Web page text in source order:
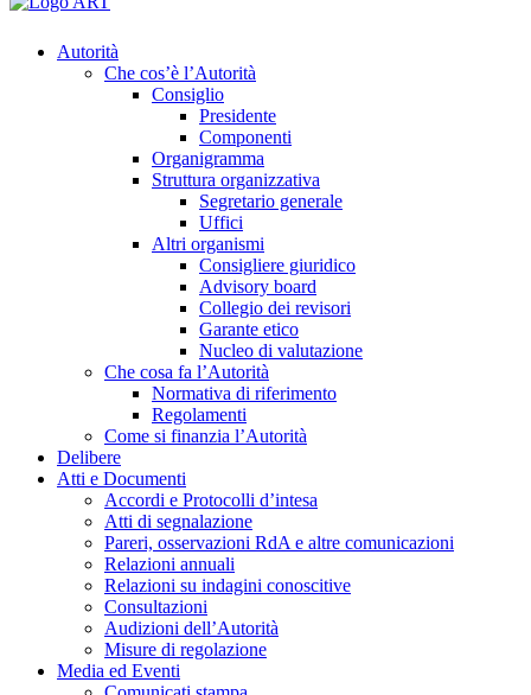
Autorità
Che cos’è l’Autorità
Consiglio
Presidente
Componenti
Organigramma
Struttura organizzativa
Segretario generale
Uffici
Altri organismi
Consigliere giuridico
Advisory board
Collegio dei revisori
Garante etico
Nucleo di valutazione
Che cosa fa l’Autorità
Normativa di riferimento
Regolamenti
Come si finanzia l’Autorità
Delibere
Atti e Documenti
Accordi e Protocolli d’intesa
Atti di segnalazione
Pareri, osservazioni RdA e altre comunicazioni
Relazioni annuali
Relazioni su indagini conoscitive
Consultazioni
Audizioni dell’Autorità
Misure di regolazione
Media ed Eventi